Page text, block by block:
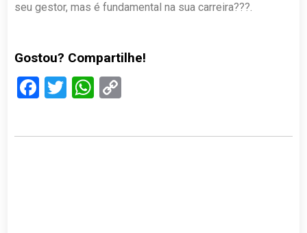
seu gestor, mas é fundamental na sua carreira???.
Gostou? Compartilhe!
Facebook
TwitterWhatsApp